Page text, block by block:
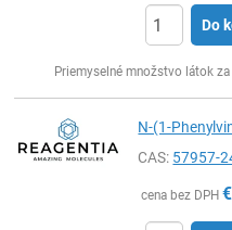
Do
Priemyselné množstvo látok
N-(1-
CAS: 57957-
cena bez DPH €